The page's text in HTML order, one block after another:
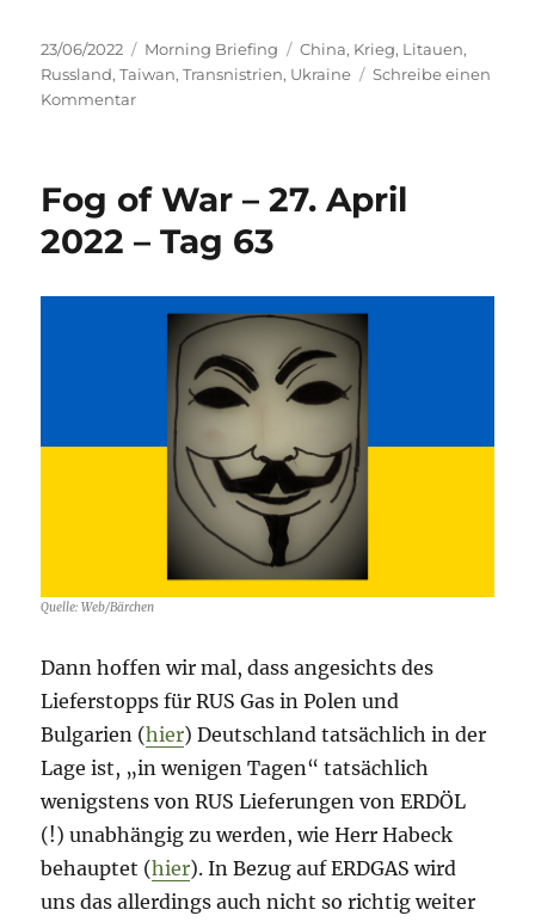
Veröffentlicht
am
23/06/2022 Kategorien
Morning Briefing Schlagwörter
China, Krieg, Litauen,
Russland,Taiwan,Transnistrien, Ukraine
Schreibe einen
Kommentarzu
–
Juni
–
Fog of War – 27. April
2022 – Tag 63
Quelle: Web/Bärchen
Dann hoffen wir mal, dass angesichts des
Lieferstopps für RUS Gas in Polen und
Bulgarien (hier) Deutschland tatsächlich in der
Lage ist, „in wenigen Tagen“ tatsächlich
wenigstens von RUS Lieferungen von ERDÖL
(!) unabhängig zu werden, wie Herr Habeck
behauptet (hier). In Bezug auf ERDGAS wird
uns das allerdings auch nicht so richtig weiter